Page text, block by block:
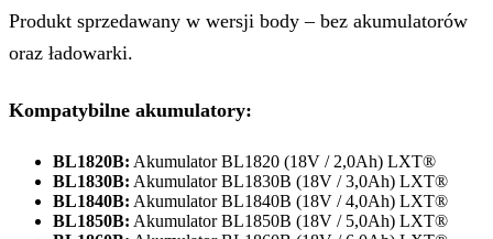
Produkt sprzedawany w wersji body – bez akumulatorów
oraz ładowarki.
Kompatybilne akumulatory:
BL1820B: Akumulator BL1820 (18V / 2,0Ah) LXT®
BL1830B: Akumulator BL1830B (18V / 3,0Ah) LXT®
BL1840B: Akumulator BL1840B (18V / 4,0Ah) LXT®
BL1850B: Akumulator BL1850B (18V / 5,0Ah) LXT®